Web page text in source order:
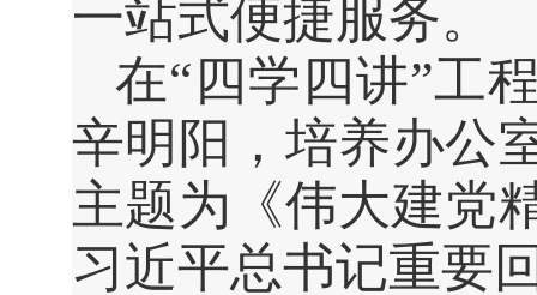
一站式便捷服务。
在“四学四讲”工
辛明阳，培养办公
主题为《伟大建党
习近平总书记重要